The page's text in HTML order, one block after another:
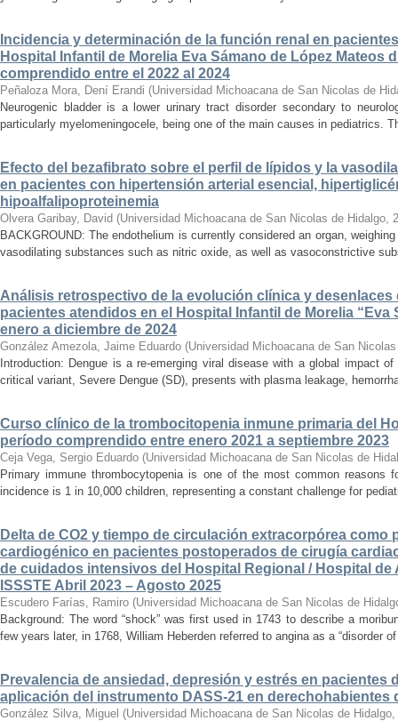
Incidencia y determinación de la función renal en
Hospital Infantil de Morelia Eva Sámano de López Mateos
comprendido entre el 2022 al 2024
Peñaloza Mora, Dení Erandi (Universidad Michoacana de San Nicolas de
Neurogenic bladder is a lower urinary tract disorder secondary to
particularly myelomeningocele, being one of the main causes in pediatrics.
Efecto del bezafibrato sobre el perfil de lípidos y la
en pacientes con hipertensión arterial esencial,
hipoalfalipoproteinemia
Olvera Garibay, David (Universidad Michoacana de San Nicolas de Hidalgo,
BACKGROUND: The endothelium is currently considered an organ,
vasodilating substances such as nitric oxide, as well as vasoconstrictive
Análisis retrospectivo de la evolución clínica y desenlaces
pacientes atendidos en el Hospital Infantil de Morelia “Eva
enero a diciembre de 2024
González Amezola, Jaime Eduardo (Universidad Michoacana de San
Introduction: Dengue is a re-emerging viral disease with a global impact
critical variant, Severe Dengue (SD), presents with plasma leakage,
Curso clínico de la trombocitopenia inmune primaria del
período comprendido entre enero 2021 a septiembre 2023
Ceja Vega, Sergio Eduardo (Universidad Michoacana de San Nicolas de
Primary immune thrombocytopenia is one of the most common reasons
incidence is 1 in 10,000 children, representing a constant challenge for
Delta de CO2 y tiempo de circulación extracorpórea como
cardiogénico en pacientes postoperados de cirugía
de cuidados intensivos del Hospital Regional / Hospital de
ISSSTE Abril 2023 – Agosto 2025
Escudero Farías, Ramiro (Universidad Michoacana de San Nicolas de
Background: The word “shock” was first used in 1743 to describe a
few years later, in 1768, William Heberden referred to angina as a “disorder
Prevalencia de ansiedad, depresión y estrés en pacientes
aplicación del instrumento DASS-21 en derechohabientes
González Silva, Miguel (Universidad Michoacana de San Nicolas de Hidalgo,